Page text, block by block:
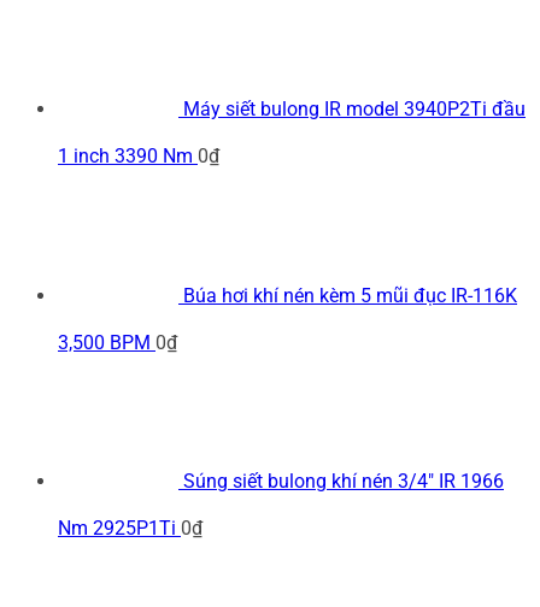
Máy siết bulong IR model 3940P2Ti đầu
1 inch 3390 Nm 0₫
Búa hơi khí nén kèm 5 mũi đục IR-116K
3,500 BPM 0₫
Súng siết bulong khí nén 3/4" IR 1966
Nm 2925P1Ti 0₫